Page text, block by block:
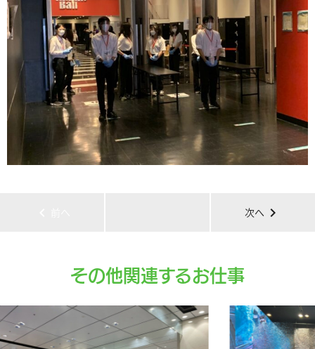
次へ chevron_right
その他関連するお仕事